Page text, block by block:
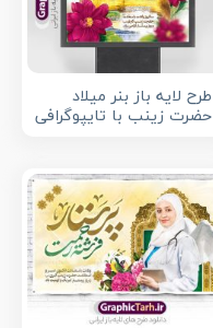
طرح لایه باز بنر میلاد
حضرت زینب با تایپوگرافی